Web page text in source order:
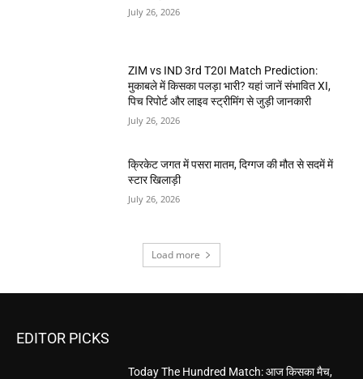
July 26, 2026
ZIM vs IND 3rd T20I Match Prediction:
मुकाबले में किसका पलड़ा भारी? यहां जानें संभावित XI,
पिच रिपोर्ट और लाइव स्ट्रीमिंग से जुड़ी जानकारी
July 26, 2026
क्रिकेट जगत में पसरा मातम, दिग्गज की मौत से सदमें में
स्टार खिलाड़ी
July 26, 2026
Load more
EDITOR PICKS
Today The Hundred Match: आज किसका मैच,